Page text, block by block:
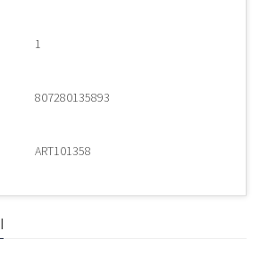
1
807280135893
ART101358